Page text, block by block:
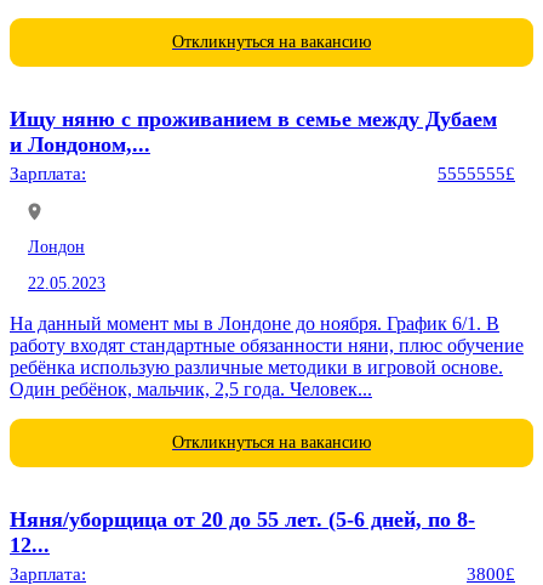
Откликнуться на вакансию
Ищу няню с проживанием в семье между Дубаем
и Лондоном,...
Зарплата: 5555555£
Лондон
22.05.2023
На данный момент мы в Лондоне до ноября. График 6/1. В
работу входят стандартные обязанности няни, плюс обучение
ребёнка использую различные методики в игровой основе.
Один ребёнок, мальчик, 2,5 года. Человек...
Откликнуться на вакансию
Няня/уборщица от 20 до 55 лет. (5-6 дней, по 8-
12...
Зарплата: 3800£